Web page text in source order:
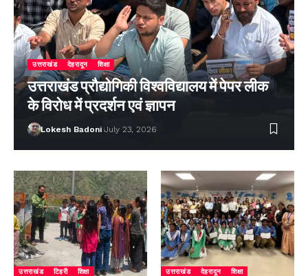
उत्तराखंड देहरादून शिक्षा
उत्तराखंड प्रौद्योगिकी विश्वविद्यालय में पेपर लीक
के विरोध में प्रदर्शन एवं ज्ञापन
Lokesh Badoni July 23, 2026
उत्तराखंड टिहरी शिक्षा उत्तराखंड देहरादून शिक्षा